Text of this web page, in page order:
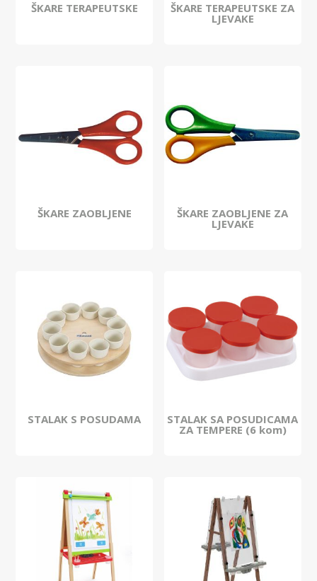
ŠKARE TERAPEUTSKE ŠKARE TERAPEUTSKE ZA
LJEVAKE
ŠKARE ZAOBLJENE ŠKARE ZAOBLJENE ZA
LJEVAKE
STALAK S POSUDAMA STALAK SA POSUDICAMA
ZA TEMPERE (6 kom)